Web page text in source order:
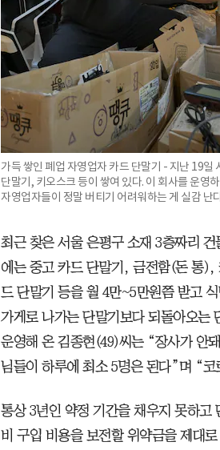
가득 쌓인 폐업 자영업자 카드 단말기 - 지난 19
단말기, 키오스크 등이 쌓여 있다. 이 회사를 운영
자영업자들이 정말 버티기 어려워하는 게 실감 난
최근 찾은 서울 은평구 소재 3층짜리
에는 중고 카드 단말기, 금전함(돈 통
드 단말기 등을 월 4만~5만원쯤 받고
가게로 나가는 단말기보다 되돌아오는
운영해 온 김종현(49)씨는 “장사가 안
님들이 하루에 최소 5명은 된다”며 “
통상 3년인 약정 기간을 채우지 못하고
비 구입 비용을 보전할 위약금을 제대